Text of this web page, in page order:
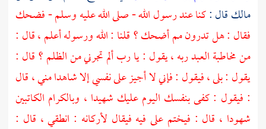
مالكقال :كنا عند رسول الله - صلى الله عليه وسلم - فضحك
فقال : هل تدرون مم أضحك ؟ قلنا : الله ورسوله أعلم ، قال :
من مخاطبة العبد ربه ، يقول : يا رب ألم تجرني من الظلم ؟ قال :
يقول : بلى ، فيقول : فإني لا أجيز على نفسي إلا شاهدا مني ، قال
: فيقول : كفى بنفسك اليوم عليك شهيدا ، وبالكرام الكاتبين
شهودا ، قال : فيختم على فيه فيقال لأركانه : انطقي ، قال :